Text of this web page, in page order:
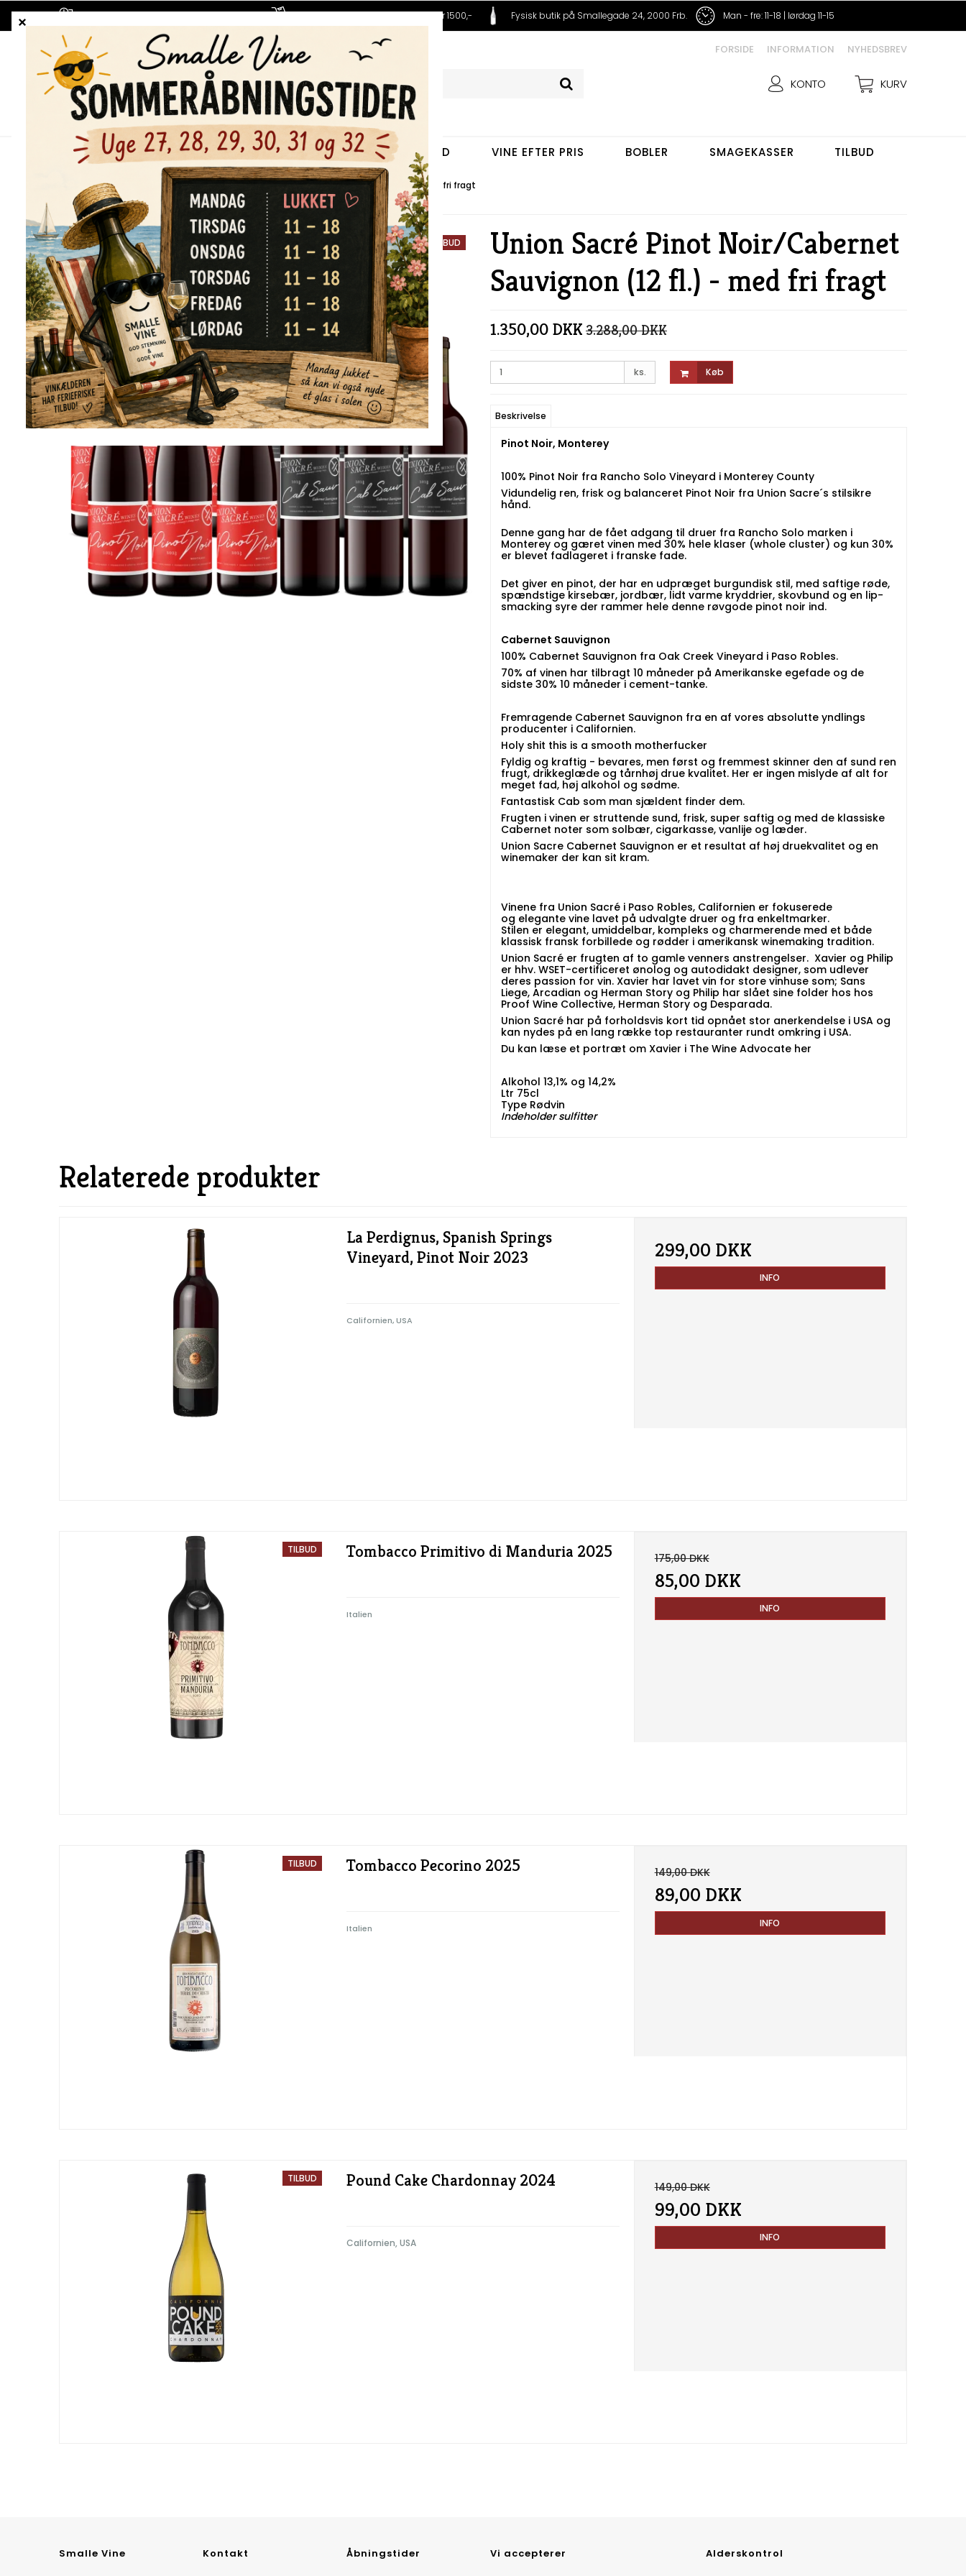
1-5 hverdages leveringstid Fragt fra 99,- Fri fragt ved køb over 1500,- Fysisk butik på Smallegade 24, 2000 Frb. Man - fre: 11-18 | lørdag 11-15
KONTO KURV
FORSIDE INFORMATION NYHEDSBREV
ALLE VINE HVIDVINE RØDVINE VINE EFTER LAND VINE EFTER PRIS BOBLER SMAGEKASSER TILBUD
Forside / Shop Alle vine Union Sacré Pinot Noir/Cabernet Sauvignon (12 fl.) - med fri fragt
TILBUD
Union Sacré Pinot Noir/Cabernet
Sauvignon (12 fl.) - med fri fragt
1.350,00 DKK 3.288,00 DKK
ks. Køb
Beskrivelse
Pinot Noir, Monterey
100% Pinot Noir fra Rancho Solo Vineyard i Monterey County
Vidundelig ren, frisk og balanceret Pinot Noir fra Union Sacre´s stilsikre
hånd.
Denne gang har de fået adgang til druer fra Rancho Solo marken i
Monterey og gæret vinen med 30% hele klaser (whole cluster) og kun 30%
er blevet fadlageret i franske fade.
Det giver en pinot, der har en udpræget burgundisk stil, med saftige røde,
spændstige kirsebær, jordbær, lidt varme kryddrier, skovbund og en lip-
smacking syre der rammer hele denne røvgode pinot noir ind.
Cabernet Sauvignon
100% Cabernet Sauvignon fra Oak Creek Vineyard i Paso Robles.
70% af vinen har tilbragt 10 måneder på Amerikanske egefade og de
sidste 30% 10 måneder i cement-tanke.
Fremragende Cabernet Sauvignon fra en af vores absolutte yndlings
producenter i Californien.
Holy shit this is a smooth motherfucker
Fyldig og kraftig - bevares, men først og fremmest skinner den af sund ren
frugt, drikkeglæde og tårnhøj drue kvalitet. Her er ingen mislyde af alt for
meget fad, høj alkohol og sødme.
Fantastisk Cab som man sjældent finder dem.
Frugten i vinen er struttende sund, frisk, super saftig og med de klassiske
Cabernet noter som solbær, cigarkasse, vanlije og læder.
Union Sacre Cabernet Sauvignon er et resultat af høj druekvalitet og en
winemaker der kan sit kram.
Vinene fra Union Sacré i Paso Robles, Californien er fokuserede
og elegante vine lavet på udvalgte druer og fra enkeltmarker.
Stilen er elegant, umiddelbar, kompleks og charmerende med et både
klassisk fransk forbillede og rødder i amerikansk winemaking tradition.
Union Sacré er frugten af to gamle venners anstrengelser. Xavier og Philip
er hhv. WSET-certificeret ønolog og autodidakt designer, som udlever
deres passion for vin. Xavier har lavet vin for store vinhuse som; Sans
Liege, Arcadian og Herman Story og Philip har slået sine folder hos hos
Proof Wine Collective, Herman Story og Desparada.
Union Sacré har på forholdsvis kort tid opnået stor anerkendelse i USA og
kan nydes på en lang række top restauranter rundt omkring i USA.
Du kan læse et portræt om Xavier i The Wine Advocate her
Alkohol 13,1% og 14,2%
Ltr 75cl
Type Rødvin
Indeholder sulfitter
Relaterede produkter
La Perdignus, Spanish Springs
Vineyard, Pinot Noir 2023
Californien, USA
299,00 DKK
INFO
TILBUD Tombacco Primitivo di Manduria 2025
Italien
175,00 DKK
85,00 DKK
INFO
TILBUD Tombacco Pecorino 2025
Italien
149,00 DKK
89,00 DKK
INFO
TILBUD Pound Cake Chardonnay 2024
Californien, USA
149,00 DKK
99,00 DKK
INFO
Smalle Vine Kontakt Åbningstider Vi accepterer Alderskontrol